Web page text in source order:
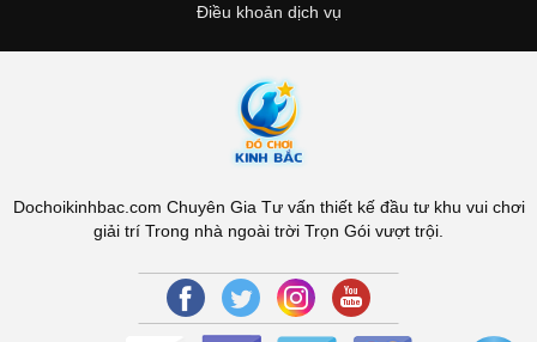
Điều khoản dịch vụ
Dochoikinhbac.com Chuyên Gia Tư vấn thiết kế đầu tư khu vui chơi
giải trí Trong nhà ngoài trời Trọn Gói vượt trội.